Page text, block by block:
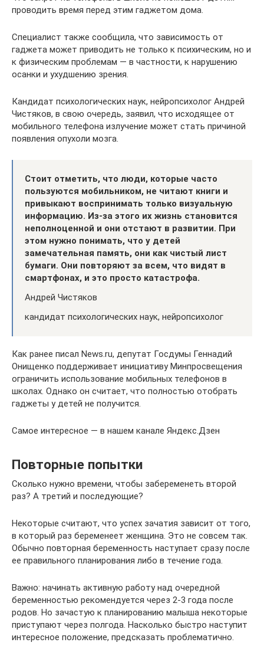
проводить время перед этим гаджетом дома.
Специалист также сообщила, что зависимость от
гаджета может приводить не только к психическим, но и
к физическим проблемам — в частности, к нарушению
осанки и ухудшению зрения.
Кандидат психологических наук, нейропсихолог Андрей
Чистяков, в свою очередь, заявил, что исходящее от
мобильного телефона излучение может стать причиной
появления опухоли мозга.
Стоит отметить, что люди, которые часто
пользуются мобильником, не читают книги и
привыкают воспринимать только визуальную
информацию. Из-за этого их жизнь становится
неполноценной и они отстают в развитии. При
этом нужно понимать, что у детей
замечательная память, они как чистый лист
бумаги. Они повторяют за всем, что видят в
смартфонах, и это просто катастрофа.
Андрей Чистяков
кандидат психологических наук, нейропсихолог
Как ранее писал News.ru, депутат Госдумы Геннадий
Онищенко поддерживает инициативу Минпросвещения
ограничить использование мобильных телефонов в
школах. Однако он считает, что полностью отобрать
гаджеты у детей не получится.
Самое интересное — в нашем канале Яндекс.Дзен
Повторные попытки
Сколько нужно времени, чтобы забеременеть второй
раз? А третий и последующие?
Некоторые считают, что успех зачатия зависит от того,
в который раз беременеет женщина. Это не совсем так.
Обычно повторная беременность наступает сразу после
ее правильного планирования либо в течение года.
Важно: начинать активную работу над очередной
беременностью рекомендуется через 2-3 года после
родов. Но зачастую к планированию малыша некоторые
приступают через полгода. Насколько быстро наступит
интересное положение, предсказать проблематично.